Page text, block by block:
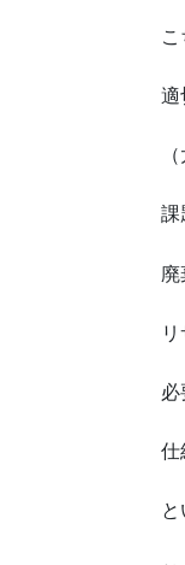
こち
適切
（太
課題
廃棄
リサ
必要
仕組
とい